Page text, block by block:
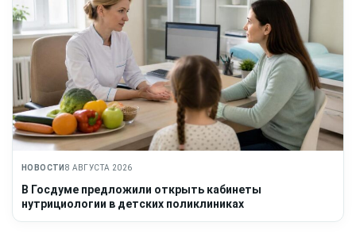
НОВОСТИ 8 АВГУСТА 2026
В Госдуме предложили открыть кабинеты
нутрициологии в детских поликлиниках